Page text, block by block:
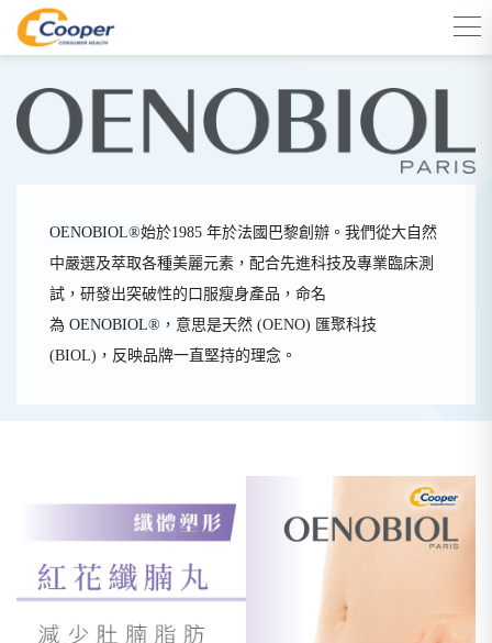
OENOBIOL®始於1985 年於法國巴黎創辦。我們從大自然
中嚴選及萃取各種美麗元素，配合先進科技及專業臨床測
試，研發出突破性的口服瘦身產品，命名
為 OENOBIOL® ，意思是天然 (OENO) 匯聚科技
(BIOL)，反映品牌一直堅持的理念。